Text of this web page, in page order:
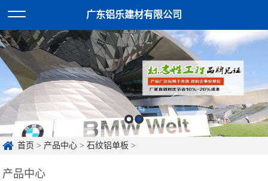
广东铝乐建材有限公司
首页 > 产品中心 >石纹铝单板 >
产品中心